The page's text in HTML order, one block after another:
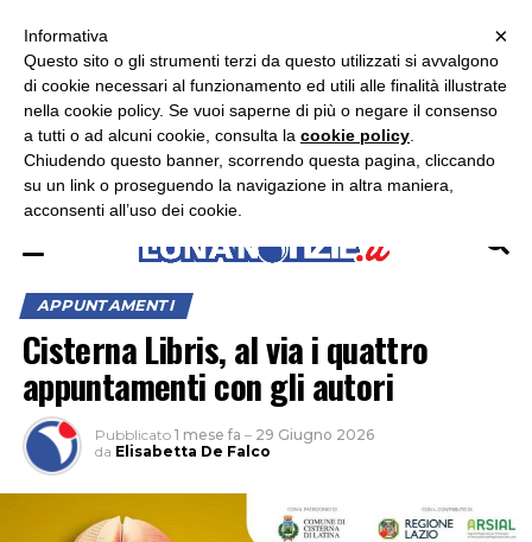
ASCOLTA RADIO LUNA
APPUNTAMENTI
Cisterna Libris, al via i quattro
appuntamenti con gli autori
Pubblicato 1 mese fa – 29 Giugno 2026
da Elisabetta De Falco
×
×
Informativa
Questo sito o gli strumenti terzi da questo utilizzati si avvalgono
di cookie necessari al funzionamento ed utili alle finalità illustrate
nella cookie policy. Se vuoi saperne di più o negare il consenso
a tutti o ad alcuni cookie, consulta la cookie policy
Chiudendo questo banner, scorrendo questa pagina, cliccando
su un link o proseguendo la navigazione in altra maniera,
acconsenti all’uso dei cookie.